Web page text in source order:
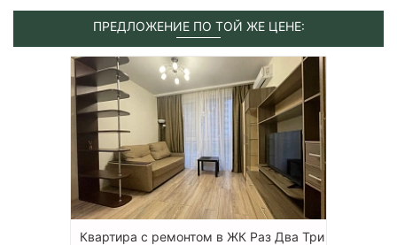
ПРЕДЛОЖЕНИЕ ПО ТОЙ ЖЕ ЦЕНЕ:
Квартира с ремонтом в ЖК Раз Два Три